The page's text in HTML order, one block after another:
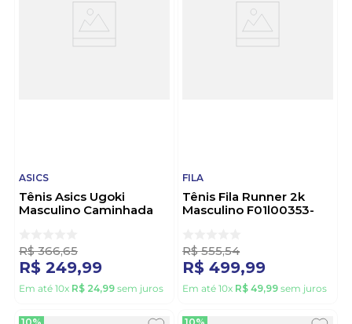
ASICS
Tênis Asics Ugoki
Masculino Caminhada
R$ 366,65
R$ 249,99
Em até 10x R$ 24,99 sem juros
FILA
Tênis Fila Runner 2k
Masculino F01l00353-
R$ 555,54
R$ 499,99
Em até 10x R$ 49,99 sem juros